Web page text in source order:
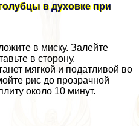
в духовке при
в миску. Залейте
в сторону.
мягкой и податливой во
рис до прозрачной
около 10 минут.